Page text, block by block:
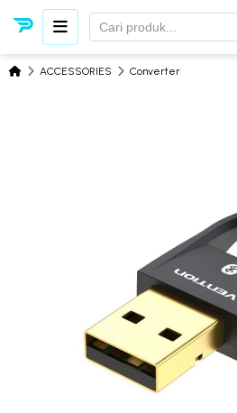
ACCESSORIES Converter